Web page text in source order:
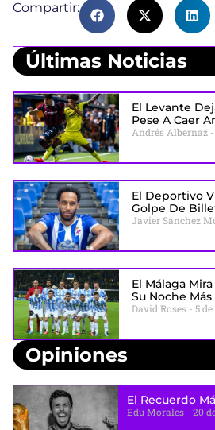
Compartir:
Últimas Noticias
El Levante
Pese A Caer
Andrés Albernaz
El Deportivo
Golpe De
Javier Sánchez
El Málaga
Su Noche
David Roses 5
Opiniones
El Recuerdo
Edu Morales 20